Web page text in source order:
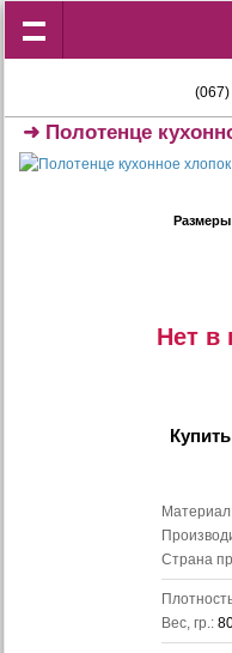
(067)
➜ Полотенце
Нет в
Купить
Страна
Вес, гр.: